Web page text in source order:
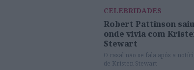
CELEBRIDADES
Robert Pattinson
onde vivia com
Stewart
O casal não se fala após a
de Kristen Stewart